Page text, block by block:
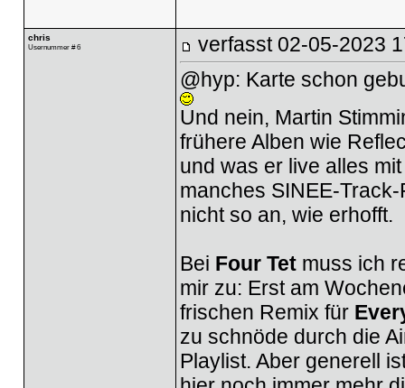
chris
Usernummer # 6 verfasst 02-05-2023
@hyp: Karte schon
Und nein, Martin
frühere Alben wie
und was er live alles
manches SINEE-
nicht so an, wie erhofft.
Bei Four Tetmuss ich
mir zu: Erst am
frischen Remix für
zu schnöde durch die
Playlist. Aber generell